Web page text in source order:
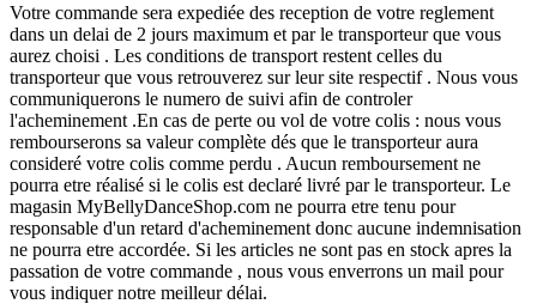
Votre commande sera expediée des reception de votre reglement
dans un delai de 2 jours maximum et par le transporteur que vous
aurez choisi . Les conditions de transport restent celles du
transporteur que vous retrouverez sur leur site respectif . Nous vous
communiquerons le numero de suivi afin de controler
l'acheminement .En cas de perte ou vol de votre colis : nous vous
rembourserons sa valeur complète dés que le transporteur aura
consideré votre colis comme perdu . Aucun remboursement ne
pourra etre réalisé si le colis est declaré livré par le transporteur. Le
magasin MyBellyDanceShop.com ne pourra etre tenu pour
responsable d'un retard d'acheminement donc aucune indemnisation
ne pourra etre accordée. Si les articles ne sont pas en stock apres la
passation de votre commande , nous vous enverrons un mail pour
vous indiquer notre meilleur délai.